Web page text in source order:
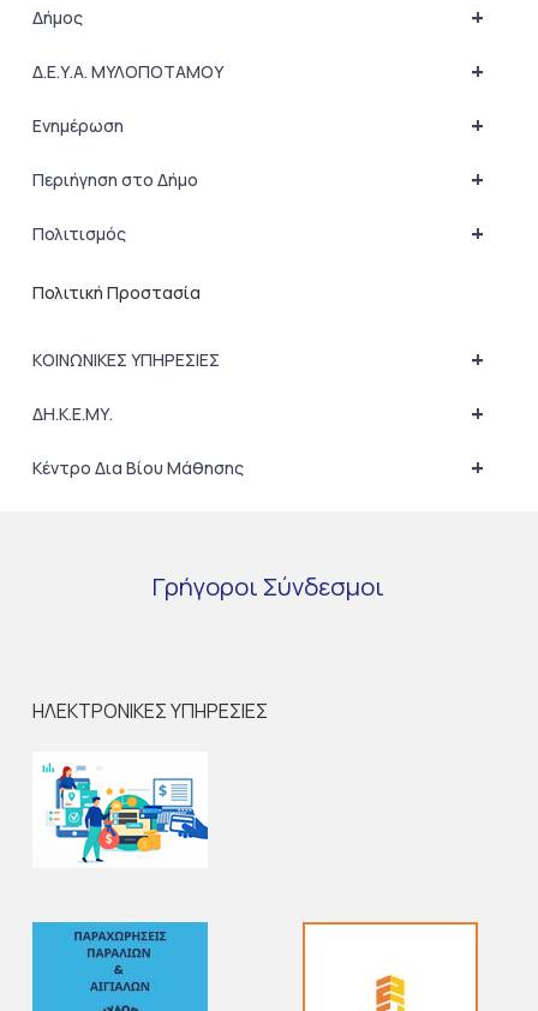
+
Δήμος
+
Δ.Ε.Υ.Α. ΜΥΛΟΠΟΤΑΜΟΥ
+
Ενημέρωση
+
Περιήγηση στο Δήμο
+
Πολιτισμός
Πολιτική Προστασία
+
ΚΟΙΝΩΝΙΚΕΣ ΥΠΗΡΕΣΙΕΣ
+
ΔΗ.Κ.Ε.ΜΥ.
+
Κέντρο Δια Βίου Μάθησης
Γρήγοροι Σύνδεσμοι
ΗΛΕΚΤΡΟΝΙΚΕΣ ΥΠΗΡΕΣΙΕΣ